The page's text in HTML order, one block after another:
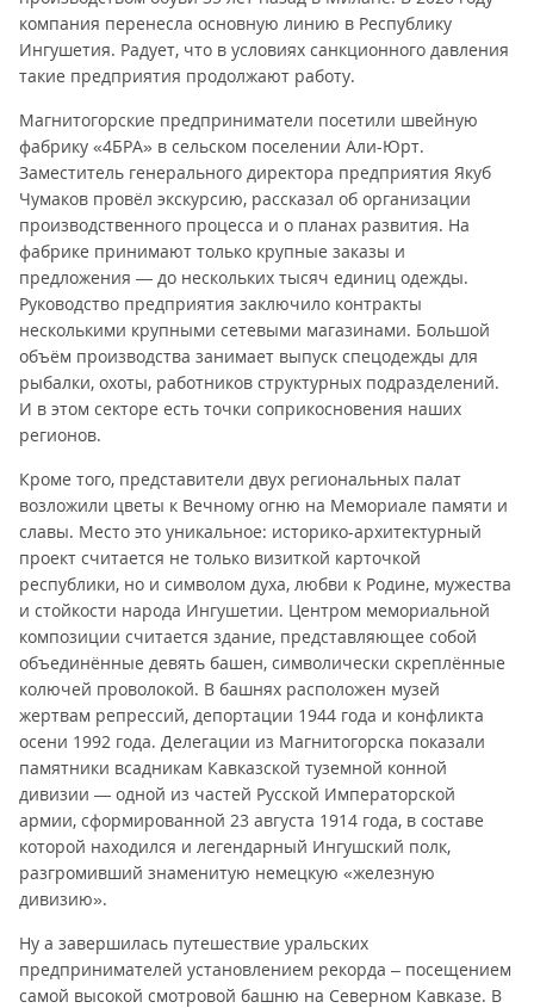
компания перенесла основную линию в Республику
Ингушетия. Радует, что в условиях санкционного давления
такие предприятия продолжают работу.
Магнитогорские предприниматели посетили швейную
фабрику «4БРА» в сельском поселении Али-Юрт.
Заместитель генерального директора предприятия Якуб
Чумаков провёл экскурсию, рассказал об организации
производственного процесса и о планах развития. На
фабрике принимают только крупные заказы и
предложения — до нескольких тысяч единиц одежды.
Руководство предприятия заключило контракты
несколькими крупными сетевыми магазинами. Большой
объём производства занимает выпуск спецодежды для
рыбалки, охоты, работников структурных подразделений.
И в этом секторе есть точки соприкосновения наших
регионов.
Кроме того, представители двух региональных палат
возложили цветы к Вечному огню на Мемориале памяти и
славы. Место это уникальное: историко-архитектурный
проект считается не только визиткой карточкой
республики, но и символом духа, любви к Родине, мужества
и стойкости народа Ингушетии. Центром мемориальной
композиции считается здание, представляющее собой
объединённые девять башен, символически скреплённые
колючей проволокой. В башнях расположен музей
жертвам репрессий, депортации 1944 года и конфликта
осени 1992 года. Делегации из Магнитогорска показали
памятники всадникам Кавказской туземной конной
дивизии — одной из частей Русской Императорской
армии, сформированной 23 августа 1914 года, в составе
которой находился и легендарный Ингушский полк,
разгромивший знаменитую немецкую «железную
дивизию».
Ну а завершилась путешествие уральских
предпринимателей установлением рекорда – посещением
самой высокой смотровой башню на Северном Кавказе. В